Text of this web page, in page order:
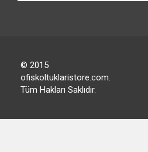
© 2015
ofiskoltuklaristore.com.